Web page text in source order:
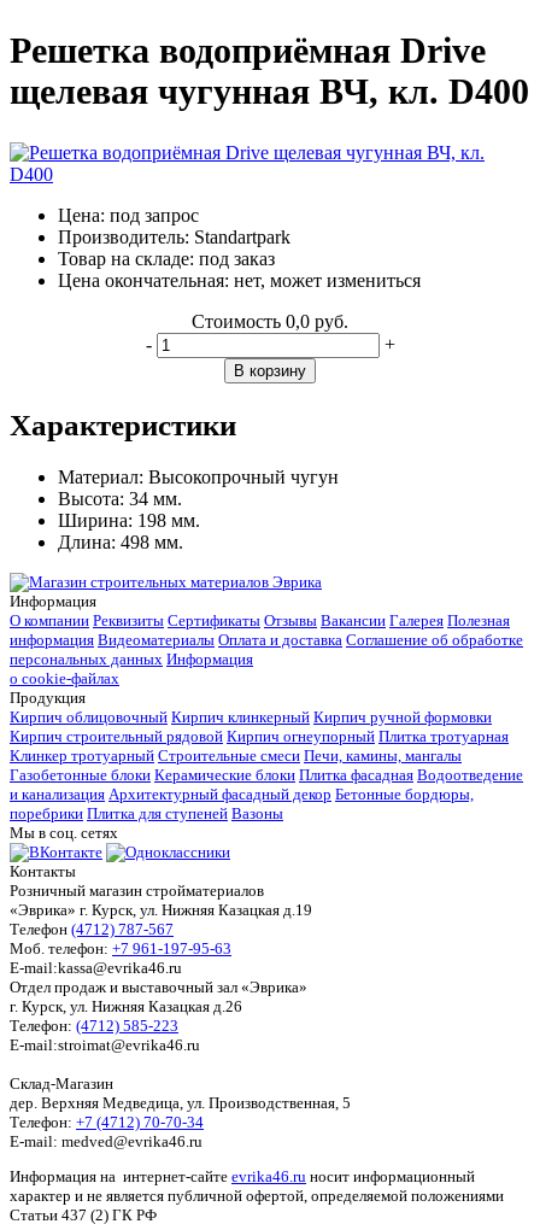
Решетка водоприёмная Drive
щелевая чугунная ВЧ, кл. D400
Цена: под запрос
Производитель: Standartpark
Товар на складе: под заказ
Цена окончательная: нет, может измениться
Стоимость 0,0 руб.
-
+
В корзину
Характеристики
Материал: Высокопрочный чугун
Высота: 34 мм.
Ширина: 198 мм.
Длина: 498 мм.
Информация
О компании Реквизиты Сертификаты Отзывы Вакансии Галерея Полезная
информация Видеоматериалы Оплата и доставка Соглашение об обработке
персональных данных Информация
о cookie-файлах
Продукция
Кирпич облицовочный Кирпич клинкерный Кирпич ручной формовки
Кирпич строительный рядовой Кирпич огнеупорный Плитка тротуарная
Клинкер тротуарный Строительные смеси Печи, камины, мангалы
Газобетонные блоки Керамические блоки Плитка фасадная Водоотведение
и канализация Архитектурный фасадный декор Бетонные бордюры,
поребрики Плитка для ступеней Вазоны
Мы в соц. сетях
Контакты
Розничный магазин стройматериалов
«Эврика» г. Курск, ул. Нижняя Казацкая д.19
Телефон (4712) 787-567
Моб. телефон: +7 961-197-95-63
E-mail:kassa@evrika46.ru
Отдел продаж и выставочный зал «Эврика»
г. Курск, ул. Нижняя Казацкая д.26
Телефон: (4712) 585-223
E-mail:stroimat@evrika46.ru
Склад-Магазин
дер. Верхняя Медведица, ул. Производственная, 5
Телефон: +7 (4712) 70-70-34
E-mail: medved@evrika46.ru
Информация на интернет-сайте evrika46.ru носит информационный
характер и не является публичной офертой, определяемой положениями
Статьи 437 (2) ГК РФ